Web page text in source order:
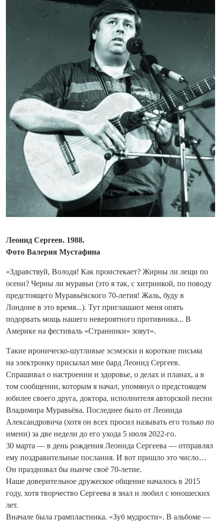
Леонид Сергеев. 1988.
Фото Валерия Мустафина
«Здравствуй, Володя! Как проистекает? Жирны ли лещи по
осени? Черны ли муравьи (это я так, с хит­ринкой, по поводу
предстоящего Муравьёвского 70-летия! Жаль, буду в
Лондоне в это время...). Тут приглашают меня опять
подорвать мощь нашего невероятного противника... В
Америке на фестиваль «Странники» зовут».
Такие ироническо-шутливые эсэмэски и короткие письма
на электронку присылал мне бард Леонид Сергеев.
Спрашивал о настроении и здоровье, о делах и планах, а в
том сообщении, которым я начал, упомянул о предстоящем
юбилее своего друга, доктора, исполнителя авторской песни
Владимира Муравьёва. Последнее было от Леонида
Александровича (хотя он всех просил называть его только по
имени) за две недели до его ухода 5 июля 2022-го.
30 марта — в день рождения Лео­нида Сергеева — отправлял
ему поздравительные послания. И вот пришло это число…
Он праздновал бы нынче своё 70-летие.
Наше доверительное дружеское общение началось в 2015
году, хотя творчество Сергеева я знал и любил с юношеских
лет.
Вначале была грампластинка. «Зуб мудрости». В альбоме —